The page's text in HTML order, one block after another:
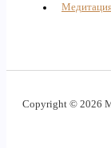
Copyright © 2026